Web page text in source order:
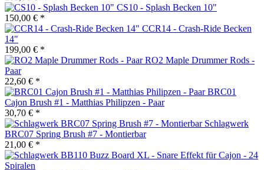
CS10 - Splash Becken 10"
150,00 € *
CCR14 - Crash-Ride Becken
14"
199,00 € *
RO2 Maple Drummer Rods -
Paar
22,60 € *
BRC01
Cajon Brush #1 - Matthias Philipzen - Paar
30,70 € *
Schlagwerk
BRC07 Spring Brush #7 - Montierbar
21,00 € *